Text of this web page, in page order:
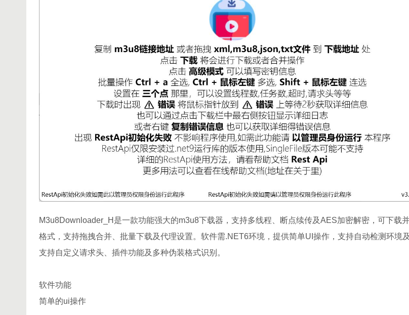
M3u8Downloader_H是一款功能强大的m3u8下载器，支持多线程、断点续传及AES加密解密，可下载
格式，支持拖拽合并、批量下载及代理设置。软件需.NET6环境，提供简单UI操作，支持自动检测环境
支持自定义请求头、插件功能及多种伪装格式识别。
软件功能
简单的ui操作